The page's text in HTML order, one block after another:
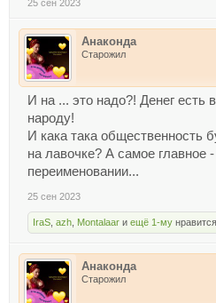
25 сен 2023
Анаконда
Старожил
И на ... это надо?! Денег есть
народу!
И кака така общественность
на лавочке? А самое главное
переименовании...
25 сен 2023
IraS azh Montalaar и ещё 1-му
Анаконда
Старожил